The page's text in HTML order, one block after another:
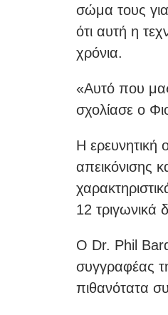
σώμα τους
ότι αυτή η
χρόνια.
«Αυτό που μας
σχολίασε ο
Η ερευνητική
απεικόνισης
12 τριγωνικά
Ο Dr. Phil
συγγραφέας
πιθανότατα